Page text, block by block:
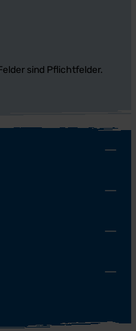
sind Pflichtfelder.